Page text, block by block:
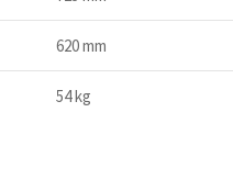
620 mm
54 kg